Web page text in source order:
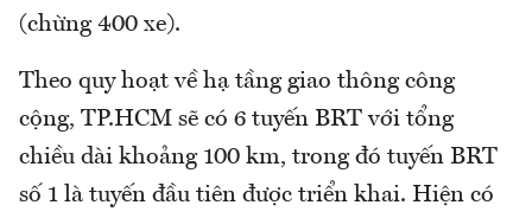
(chừng 400 xe).
Theo quy hoạt về hạ tầng giao thông công
cộng, TP.HCM sẽ có 6 tuyến BRT với tổng
chiều dài khoảng 100 km, trong đó tuyến BRT
số 1 là tuyến đầu tiên được triển khai. Hiện có